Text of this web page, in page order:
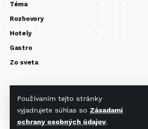
Používaním tejto stránky
vyjadrujete súhlas so Zásadami
ochrany osobných údajov.
Téma
Rozhovory
Hotely
Gastro
Zo sveta